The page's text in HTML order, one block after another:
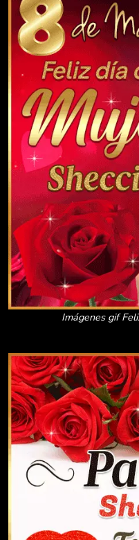
Imágenes gif